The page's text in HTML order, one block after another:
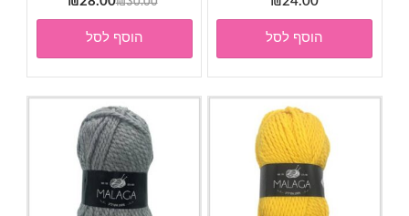
המקורי
היה:
₪30.00.
הנוכחי
₪28.00.
הוסף לסל הוסף לסל